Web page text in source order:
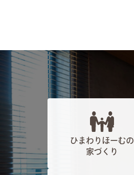
ひまわりほーむの
家づくり